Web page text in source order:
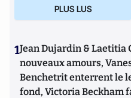
PLUS LUS
1Jean Dujardin & Laetitia
nouveaux amours,
Benchetrit enterrent le
fond, Victoria Beckham